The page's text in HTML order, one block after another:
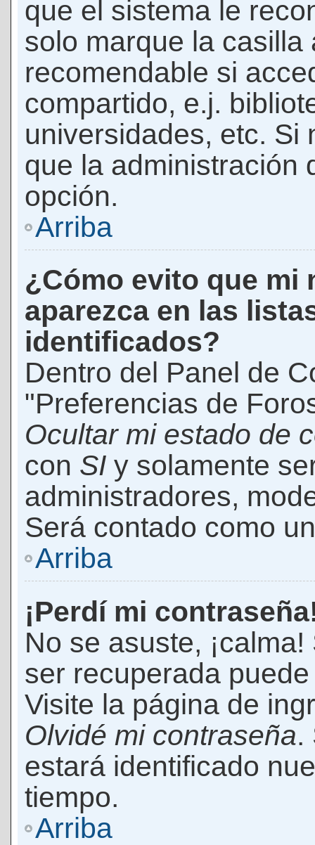
que el sistema le
solo marque la casilla
recomendable si
compartido, e.j.
universidades, etc. Si
que la administración
opción.
Arriba
¿Cómo evito que mi
aparezca en las
identificados?
Dentro del Panel de
"Preferencias de
Ocultar mi estado de
con SI y solamente
administradores,
Será contado como
Arriba
¡Perdí mi
No se asuste,
ser recuperada
Visite la página de
Olvidé mi contraseña.
estará identificado
tiempo.
Arriba